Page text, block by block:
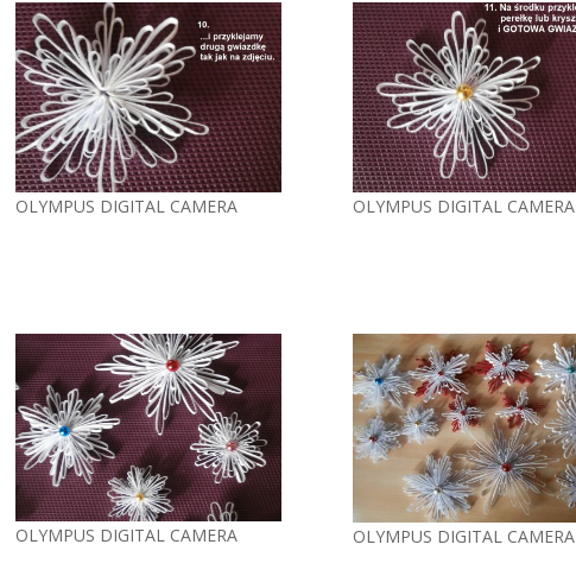
OLYMPUS DIGITAL CAMERA OLYMPUS DIGITAL CAMERA
OLYMPUS DIGITAL CAMERA OLYMPUS DIGITAL CAMERA